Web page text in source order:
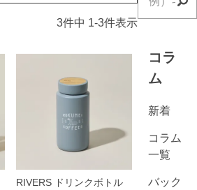
コラ
ム
新着
コラム
一覧
バック
3件中 1-3件表示
RIVERS ドリンクボトル